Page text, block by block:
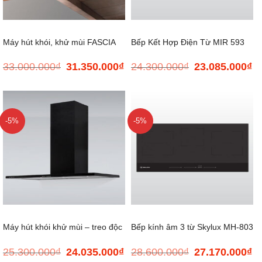
Máy hút khói, khử mùi FASCIA
33.000.000₫ Giá
là:
33.000.000₫.
31.350.000₫Giá
tại
31.350.000₫.
Bếp Kết Hợp Điện Từ MIR 593
24.300.000₫ Giá
23.085.000₫
-5%
Máy hút khói khử mùi – treo độc
25.300.000₫ Giá
24.035.000₫Giá
-5%
Bếp kính âm 3 từ Skylux MH-803
28.600.000₫ Giá
27.170.000₫